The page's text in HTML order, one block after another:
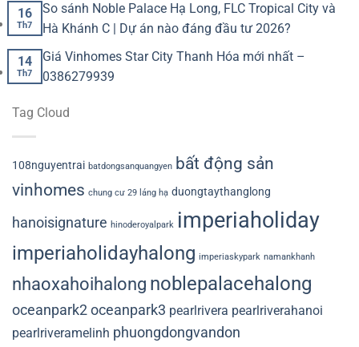
16
Th7
So sánh Noble Palace Hạ Long, FLC Tropical City và
Hà Khánh C | Dự án nào đáng đầu tư 2026?
14
Th7
Giá Vinhomes Star City Thanh Hóa mới nhất –
0386279939
Tag Cloud
108nguyentrai batdongsanquangyen bất động sản
vinhomes chung cư 29 láng hạ duongtaythanglong
hanoisignature hinoderoyalpark imperiaholiday
imperiaholidayhalong imperiaskypark namankhanh
nhaoxahoihalong noblepalacehalong
oceanpark2oceanpark3 pearlrivera pearlriverahanoi
pearlriveramelinh phuongdongvandon